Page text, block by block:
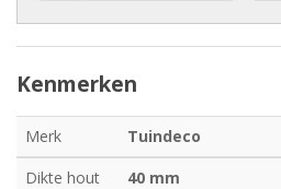
Kenmerken
Merk
Tuindeco
Dikte hout
40 mm